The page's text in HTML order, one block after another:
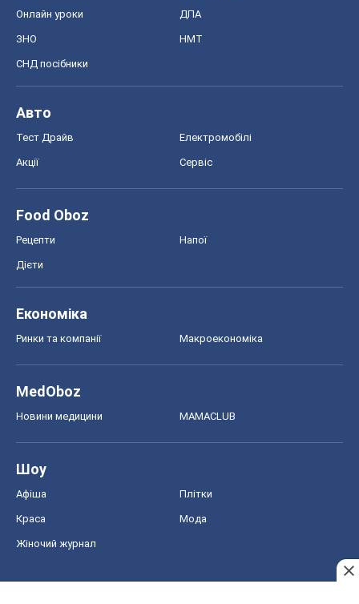
Онлайн уроки ДПА
ЗНО НМТ
СНД посібники
Авто
Тест Драйв Електромобілі
Акції Сервіс
Food Oboz
Рецепти Напої
Дієти
Економіка
Ринки та компанії Макроекономіка
MedOboz
Новини медицини MAMACLUB
Шоу
Афіша Плітки
Краса Мода
Жіночий журнал